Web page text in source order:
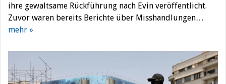
ihre gewaltsame Rückführung nach Evin veröffentlicht.
Zuvor waren bereits Berichte über Misshandlungen…
mehr »